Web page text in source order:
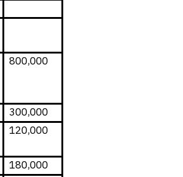
800,000
300,000
120,000
180,000